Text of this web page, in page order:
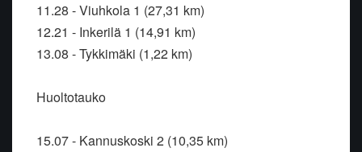
11.28 - Viuhkola 1 (27,31 km)
12.21 - Inkerilä 1 (14,91 km)
13.08 - Tykkimäki (1,22 km)
Huoltotauko
15.07 - Kannuskoski 2 (10,35 km)